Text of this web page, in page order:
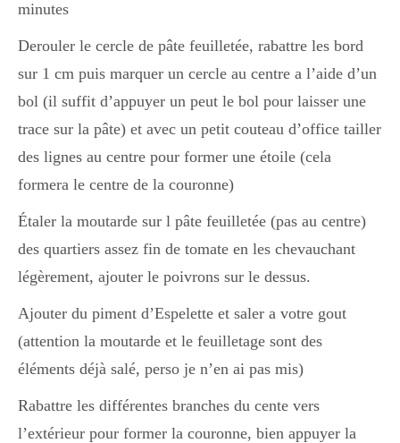
minutes
Derouler le cercle de pâte feuilletée, rabattre les bord
sur 1 cm puis marquer un cercle au centre a l’aide d’un
bol (il suffit d’appuyer un peut le bol pour laisser une
trace sur la pâte) et avec un petit couteau d’office tailler
des lignes au centre pour former une étoile (cela
formera le centre de la couronne)
Étaler la moutarde sur l pâte feuilletée (pas au centre)
des quartiers assez fin de tomate en les chevauchant
légèrement, ajouter le poivrons sur le dessus.
Ajouter du piment d’Espelette et saler a votre gout
(attention la moutarde et le feuilletage sont des
éléments déjà salé, perso je n’en ai pas mis)
Rabattre les différentes branches du cente vers
l’extérieur pour former la couronne, bien appuyer la